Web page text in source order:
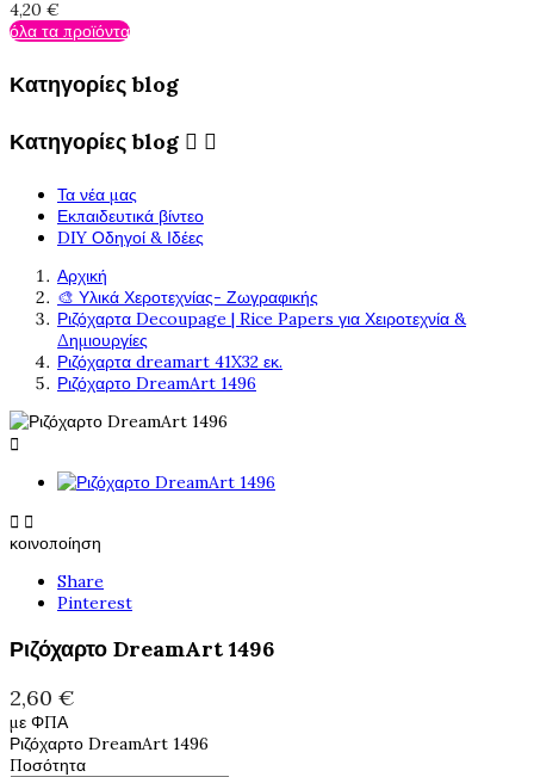
4,20 €
όλα τα προϊόντα
Κατηγορίες blog
Κατηγορίες blog  
Τα νέα μας
Εκπαιδευτικά βίντεο
DIY Οδηγοί & Ιδέες
Αρχική
🎨 Υλικά Χεροτεχνίας- Ζωγραφικής
Ριζόχαρτα Decoupage | Rice Papers για Χειροτεχνία &
Δημιουργίες
Ριζόχαρτα dreamart 41X32 εκ.
Ριζόχαρτο DreamArt 1496

 
κοινοποίηση
Share
Pinterest
Ριζόχαρτο DreamArt 1496
2,60 €
με ΦΠΑ
Ριζόχαρτο DreamArt 1496
Ποσότητα